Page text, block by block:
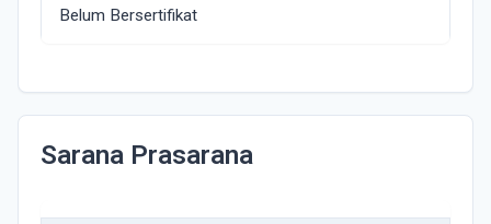
Belum Bersertifikat
Sarana Prasarana